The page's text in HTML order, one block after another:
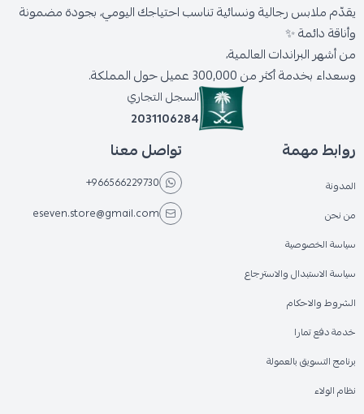
يقدّم ملابس رجالية ونسائية تناسب احتياجك اليومي، بجودة مضمونة
وأناقة دائمة ✨
من أشهر البراندات العالمية،
وسعداء بخدمة أكثر من 300,000 عميل حول المملكة.
السجل التجاري
2031106284
روابط مهمة
المدونة
من نحن
سياسة الخصوصية
سياسة الاستبدال والاسترجاع
الشروط والاحكام
خدمة دفع تمارا
برنامج التسويق بالعمولة
نظام الولاء
تواصل معنا
+966566229730
eseven.store@gmail.com